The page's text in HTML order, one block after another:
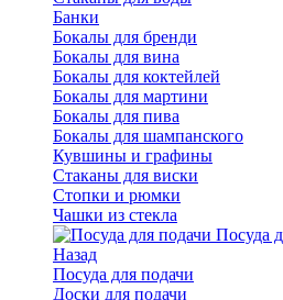
Банки
Бокалы для бренди
Бокалы для вина
Бокалы для коктейлей
Бокалы для мартини
Бокалы для пива
Бокалы для шампанского
Кувшины и графины
Стаканы для виски
Стопки и рюмки
Чашки из стекла
Посуда
Назад
Посуда для подачи
Доски для подачи